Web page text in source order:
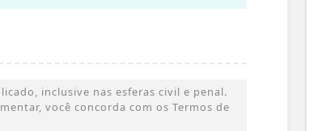
inclusive nas esferas civil e penal.
você concorda com os Termos de